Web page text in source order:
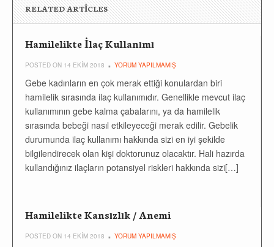
RELATED ARTICLES
Hamilelikte İlaç Kullanımı
POSTED ON 14 EKIM 2018 YORUM YAPILMAMIŞ
Gebe kadınların en çok merak ettiği konulardan biri
hamilelik sırasında ilaç kullanımıdır. Genellikle mevcut ilaç
kullanımının gebe kalma çabalarını, ya da hamilelik
sırasında bebeği nasıl etkileyeceği merak edilir. Gebelik
durumunda ilaç kullanımı hakkında sizi en iyi şekilde
bilgilendirecek olan kişi doktorunuz olacaktır. Hali hazırda
kullandığınız ilaçların potansiyel riskleri hakkında sizi[…]
Hamilelikte Kansızlık / Anemi
POSTED ON 14 EKIM 2018 YORUM YAPILMAMIŞ